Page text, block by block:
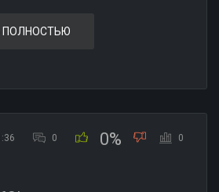
ПОЛНОСТЬЮ
0 0% 0